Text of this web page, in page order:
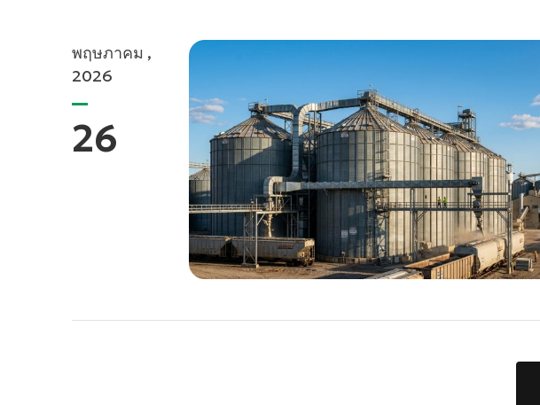
พฤษภาคม ,
2026
26